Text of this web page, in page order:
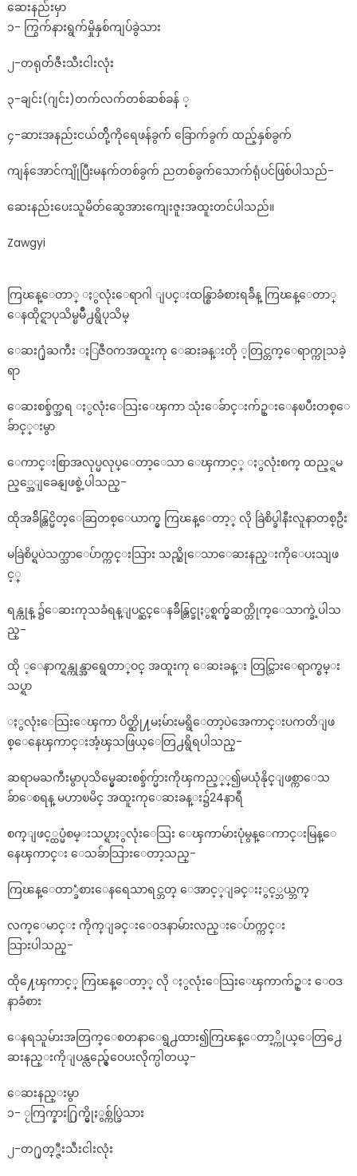
ဆေးနည်းမှာ
၁- ကြွက်နားရွက်မှိုနှစ်ကျပ်ခွဲသား
၂-တရုတ််ဇီးသီးငါးလုံး
၃-ချင်း(ဂျင်း)တက်လက်တစ်ဆစ်ခန် ့
၄-ဆားအနည်းငယ်တ်ို့ကိုရေဖန်ခွက်် ခြောက်ခွက် ထည့်နှစ်ခွက်
ကျန်အောင်ကျိုပြီးမနက်တစ်ခွက် ညတစ်ခွက်သောက်ရုံပင်ဖြစ်ပါသည်-
ဆေးနည်းပေးသူမိတ်ဆွေအားကျေးဇူးအထူးတင်ပါသည်။
Zawgyi
ကြၽန္ေတာ္ ႏွလုံးေရာဂါ ျပင္းထန္စြာခံစားရခ်ိန္ ကြၽန္ေတာ္
ေနထိုင္ရာပုသိမ္ၿမိဳ႕ရွိပုသိမ္
ေဆး႐ုံႀကီး ႏြဇီဝကအထူးကု ေဆးခန္းတို ့တြင္တက္ေရာက္ကုသခဲ့
ရာ
ေဆးစစ္ခ်က္အရ ႏွလုံးေသြးေၾကာ သုံးေခ်ာင္းက်ဥ္းေနၿပီးတစ္ေ
ခ်ာင္္းမွာ
ေကာင္းစြာအလုပ္မလုပ္ေတာ့ေသာ ေၾကာင့္ ႏွလုံးစက္ ထည့္ရမ
ည့္အေျခေနျဖစ္ခဲ့ပါသည္-
ထိုအခ်ိန္တြင္မိတ္ေဆြတစ္ေယာက္မွ ကြၽန္ေတာ့္ လို ခြဲစိပ္ခါနီးလူနာတစ္ဦး
မခြဲစိပ္ရပဲသက္သာေပ်ာက္ကင္းသြား သည္ဆိုေသာေဆးနည္းကိုေပးသျဖ
င့္
ရန္ကုန္ ၌ေဆးကုသခံရန္ျပင္ဆင္ေနခ်ိန္တြင္ခုႏွစ္ရက္မွ်ဆက္တိုက္ေသာက္ခဲ့ပါသ
ည္-
ထို ့ေနာက္ရန္ကုန္အာရွေတာ္ဝင္ အထူးကု ေဆးခန္း တြင္သြားေရာက္စမ္း
သပ္ရာ
ႏွလုံးေသြးေၾကာ ပိတ္ဆို႔မႈမ်ားမရွိေတာ့ပဲအေကာင္းပကတိျဖ
စ္ေနေၾကာင္းအံ့ၾသဖြယ္ေတြ႕ရွိရပါသည္-
ဆရာမႀကီးမွာပုသိမ္မွေဆးစစ္ခ်က္မ်ားကိုၾကည့္္၍မယုံနိုင္ျဖစ္ကာေသ
ခ်ာေစရန္ မဟာၿမိင္ အထူးကုေဆးခန္း၌24နာရီ
စက္ျဖင့္ထပ္မံစမ္းသပ္ရာႏွလုံးေသြး ေၾကာမ်ားပုံမွန္ေကာင္းမြန္ေ
နေၾကာင္း ေသခ်ာသြားေတာ့သည္-
ကြၽန္ေတာ္ခံစားေနရေသာရင္ဘတ္ ေအာင့္ျခင္းႏွင့္ဘယ္ဘက္
လက္ေမာင္း ကိုက္ျခင္းေဝဒနာမ်ားလည္းေပ်ာက္ကင္း
သြားပါသည္-
ထို႔ေၾကာင့္ ကြၽန္ေတာ့္ လို ႏွလုံးေသြးေၾကာက်ဥ္း ေဝဒ
နာခံစား
ေနရသူမ်ားအတြက္ေစတနာေရွ႕ထား၍ကြၽန္ေတာ့္ကိုယ္ေတြ႕ေ
ဆးနည္းကိုျပန္လည္မွ်ေဝေပးလိုက္ပါတယ္-
ေဆးနည္းမွာ
၁- ႂကြက္နား႐ြက္မွိုႏွစ္က်ပ္ခြဲသား
၂-တ႐ုတ္္ဇီးသီးငါးလုံး